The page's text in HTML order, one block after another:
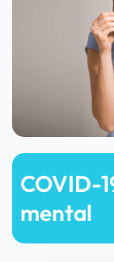
COVID-
mental